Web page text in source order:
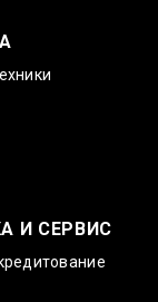
И СЕРВИС